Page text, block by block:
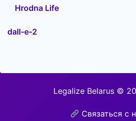
Нrodna Life
dall-e-2
Legalize Belarus ©
Связаться с